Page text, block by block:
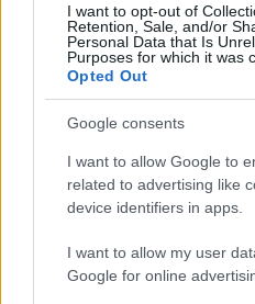
I want to opt-out of
Retention, Sale, and/or
Personal Data that Is
Purposes for which it was
Opted Out
Google consents
I want to allow Google to
related to advertising like
device identifiers in apps.
I want to allow my user
Google for online